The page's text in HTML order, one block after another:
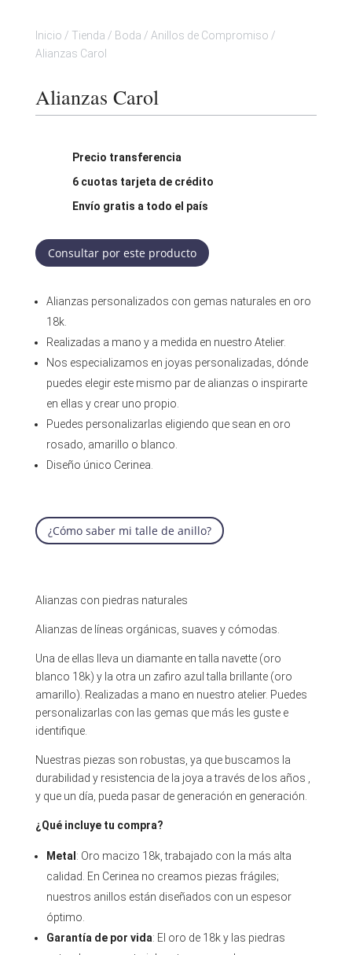
Inicio / Tienda / Boda / Anillos de Compromiso /
Alianzas Carol
Alianzas Carol
Precio transferencia
6 cuotas tarjeta de crédito
Envío gratis a todo el país
Consultar por este producto
Alianzas personalizados con gemas naturales en oro
18k.
Realizadas a mano y a medida en nuestro Atelier.
Nos especializamos en joyas personalizadas, dónde
puedes elegir este mismo par de alianzas o inspirarte
en ellas y crear uno propio.
Puedes personalizarlas eligiendo que sean en oro
rosado, amarillo o blanco.
Diseño único Cerinea.
¿Cómo saber mi talle de anillo?
Alianzas con piedras naturales
Alianzas de líneas orgánicas, suaves y cómodas.
Una de ellas lleva un diamante en talla navette (oro
blanco 18k) y la otra un zafiro azul talla brillante (oro
amarillo). Realizadas a mano en nuestro atelier. Puedes
personalizarlas con las gemas que más les guste e
identifique.
Nuestras piezas son robustas, ya que buscamos la
durabilidad y resistencia de la joya a través de los años ,
y que un día, pueda pasar de generación en generación.
¿Qué incluye tu compra?
Metal : Oro macizo 18k, trabajado con la más alta
calidad. En Cerinea no creamos piezas frágiles;
nuestros anillos están diseñados con un espesor
óptimo.
Garantía de por vida: El oro de 18k y las piedras